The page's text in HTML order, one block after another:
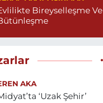
Bireyselleşme Ve
AKA
‘Uzak Şehir’